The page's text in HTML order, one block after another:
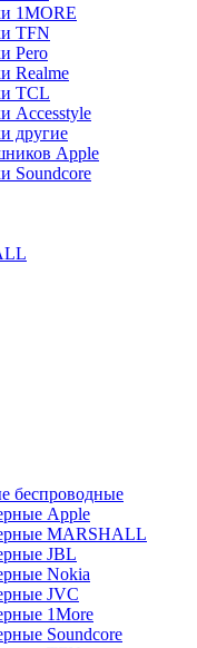
1MORE
TFN
Pero
Realme
TCL
Accesstyle
другие
Apple
Soundcore
беспроводные
Apple
MARSHALL
JBL
Nokia
JVC
1More
Soundcore